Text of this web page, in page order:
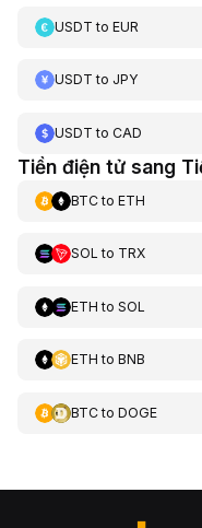
USDT to EUR
USDT to JPY
USDT to CAD
Tiền điện tử sang
BTCto ETH
SOL to TRX
ETH to SOL
ETH to BNB
BTCto DOGE